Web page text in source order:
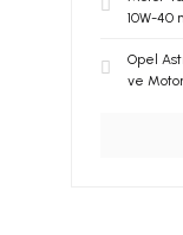
10W-40
Opel
ve